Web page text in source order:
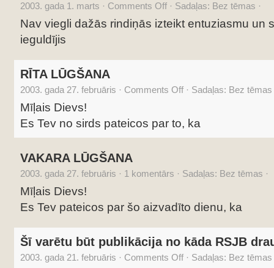
2003. gada 1. marts · Comments Off · Sadaļas: Bez tēmas ·
Nav viegli dažās rindiņās izteikt entuziasmu un
ieguldījis
RĪTA LŪGŠANA
2003. gada 27. februāris · Comments Off · Sadaļas: Bez tēmas
Mīļais Dievs!
Es Tev no sirds pateicos par to, ka
VAKARA LŪGŠANA
2003. gada 27. februāris · 1 komentārs · Sadaļas: Bez tēmas ·
Mīļais Dievs!
Es Tev pateicos par šo aizvadīto dienu, ka
Šī varētu būt publikācija no kāda RSJB
2003. gada 21. februāris · Comments Off · Sadaļas: Bez tēmas